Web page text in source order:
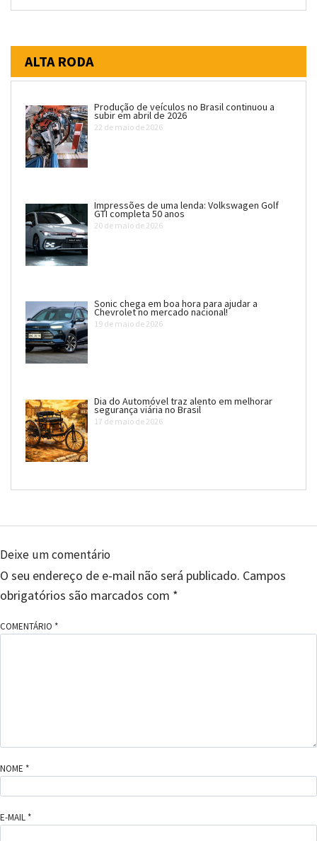
ALTA RODA
Produção de veículos no Brasil continuou a
subir em abril de 2026
22 de maio de 2026
Impressões de uma lenda: Volkswagen Golf
GTI completa 50 anos
20 de maio de 2026
Sonic chega em boa hora para ajudar a
Chevrolet no mercado nacional!
19 de maio de 2026
Dia do Automóvel traz alento em melhorar
segurança viária no Brasil
17 de maio de 2026
Deixe um comentário
O seu endereço de e-mail não será publicado. Campos
obrigatórios são marcados com *
COMENTÁRIO *
NOME *
E-MAIL *